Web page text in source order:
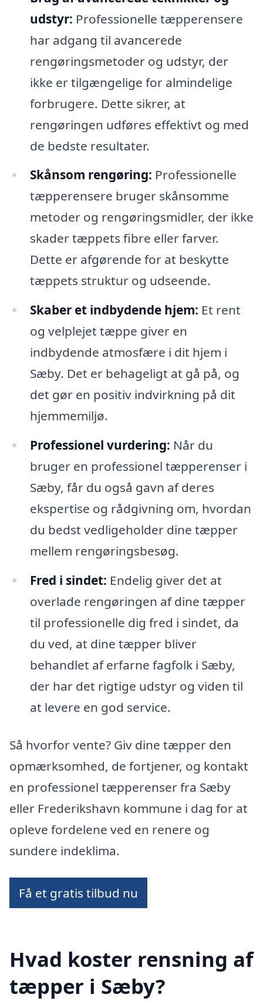
udstyr: Professionelle tæpperensere
har adgang til avancerede
rengøringsmetoder og udstyr, der
ikke er tilgængelige for almindelige
forbrugere. Dette sikrer, at
rengøringen udføres effektivt og med
de bedste resultater.
Skånsom rengøring: Professionelle
tæpperensere bruger skånsomme
metoder og rengøringsmidler, der ikke
skader tæppets fibre eller farver.
Dette er afgørende for at beskytte
tæppets struktur og udseende.
Skaber et indbydende hjem: Et rent
og velplejet tæppe giver en
indbydende atmosfære i dit hjem i
Sæby. Det er behageligt at gå på, og
det gør en positiv indvirkning på dit
hjemmemiljø.
Professionel vurdering: Når du
bruger en professionel tæpperenser i
Sæby, får du også gavn af deres
ekspertise og rådgivning om, hvordan
du bedst vedligeholder dine tæpper
mellem rengøringsbesøg.
Fred i sindet: Endelig giver det at
overlade rengøringen af dine tæpper
til professionelle dig fred i sindet, da
du ved, at dine tæpper bliver
behandlet af erfarne fagfolk i Sæby,
der har det rigtige udstyr og viden til
at levere en god service.
Så hvorfor vente? Giv dine tæpper den
opmærksomhed, de fortjener, og kontakt
en professionel tæpperenser fra Sæby
eller Frederikshavn kommune i dag for at
opleve fordelene ved en renere og
sundere indeklima.
Få et gratis tilbud nu
Hvad koster rensning af
tæpper i Sæby?